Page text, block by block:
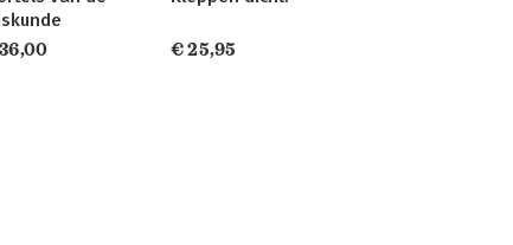
€ 25,95